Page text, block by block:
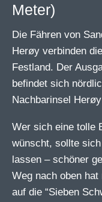
Meter)
Die Fähren von
Herøy verbinden
Festland. Der
befindet sich
Nachbarinsel
Wer sich eine tolle
wünscht, sollte
lassen – schöner
Weg nach oben
auf die “Sieben